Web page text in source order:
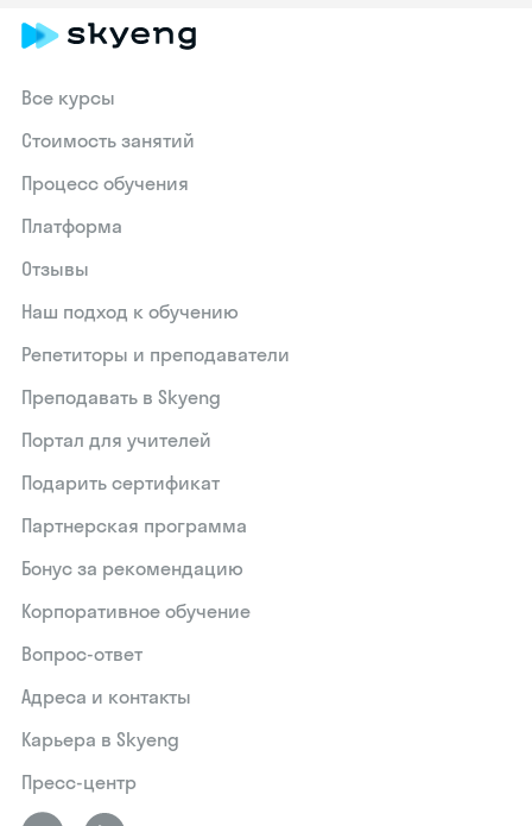
Все курсы
Стоимость занятий
Процесс обучения
Платформа
Отзывы
Наш подход к обучению
Репетиторы и преподаватели
Преподавать в Skyeng
Портал для учителей
Подарить сертификат
Партнерская программа
Бонус за рекомендацию
Корпоративное обучение
Вопрос-ответ
Адреса и контакты
Карьера в Skyeng
Пресс-центр